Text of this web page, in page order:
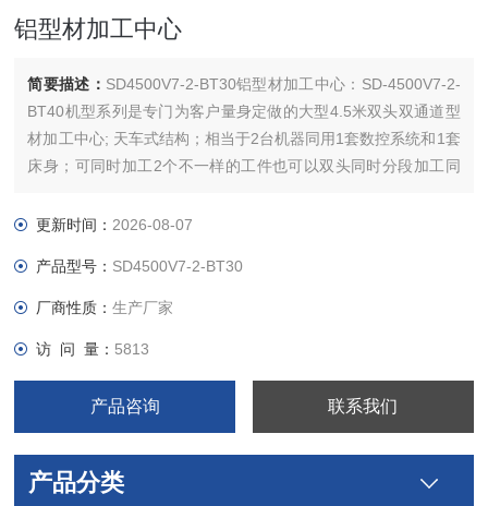
铝型材加工中心
简要描述： SD4500V7-2-BT30铝型材加工中心：SD-4500V7-2-
BT40机型系列是专门为客户量身定做的大型4.5米双头双通道型
材加工中心; 天车式结构；相当于2台机器同用1套数控系统和1套
床身；可同时加工2个不一样的工件也可以双头同时分段加工同
更新时间： 2026-08-07
产品型号： SD4500V7-2-BT30
厂商性质：生产厂家
访 问 量： 5813
产品咨询 联系我们
产品分类